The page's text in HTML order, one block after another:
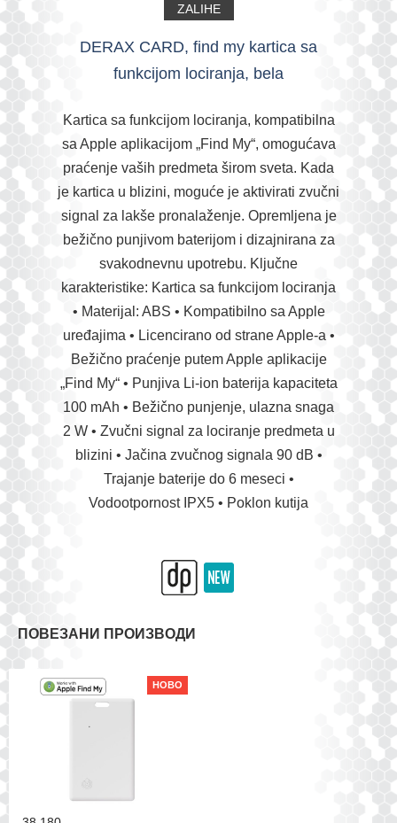
ZALIHE
DERAX CARD, find my kartica sa
funkcijom lociranja, bela
Kartica sa funkcijom lociranja, kompatibilna
sa Apple aplikacijom „Find My“, omogućava
praćenje vaših predmeta širom sveta. Kada
je kartica u blizini, moguće je aktivirati zvučni
signal za lakše pronalaženje. Opremljena je
bežično punjivom baterijom i dizajnirana za
svakodnevnu upotrebu. Ključne
karakteristike: Kartica sa funkcijom lociranja
• Materijal: ABS • Kompatibilno sa Apple
uređajima • Licencirano od strane Apple-a •
Bežično praćenje putem Apple aplikacije
„Find My“ • Punjiva Li-ion baterija kapaciteta
100 mAh • Bežično punjenje, ulazna snaga
2 W • Zvučni signal za lociranje predmeta u
blizini • Jačina zvučnog signala 90 dB •
Trajanje baterije do 6 meseci •
Vodootpornost IPX5 • Poklon kutija
ПОВЕЗАНИ ПРОИЗВОДИ
НОВО